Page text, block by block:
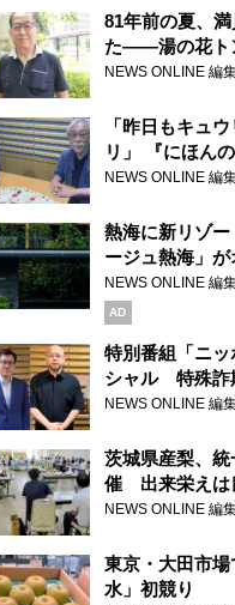
81年前の夏、
た――湯の花ト
り継ぐ男性
NEWS ONLINE 編
「昨日もキュ
リ」 『にほん
見つけた家庭料
NEWS ONLINE 編
熱海に新リゾ
ージュ熱海」が
NEWS ONLINE 編
AD
特別番組「ニ
シャル 特殊詐
害者・加害者・
NEWS ONLINE 編
茨城県産梨、統
催 出来栄えは
NEWS ONLINE 編
東京・大田市
水」初競り